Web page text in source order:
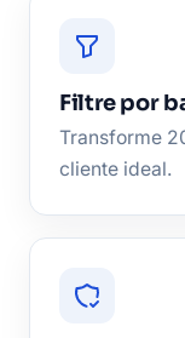
Filtre por
Transforme
cliente ideal.